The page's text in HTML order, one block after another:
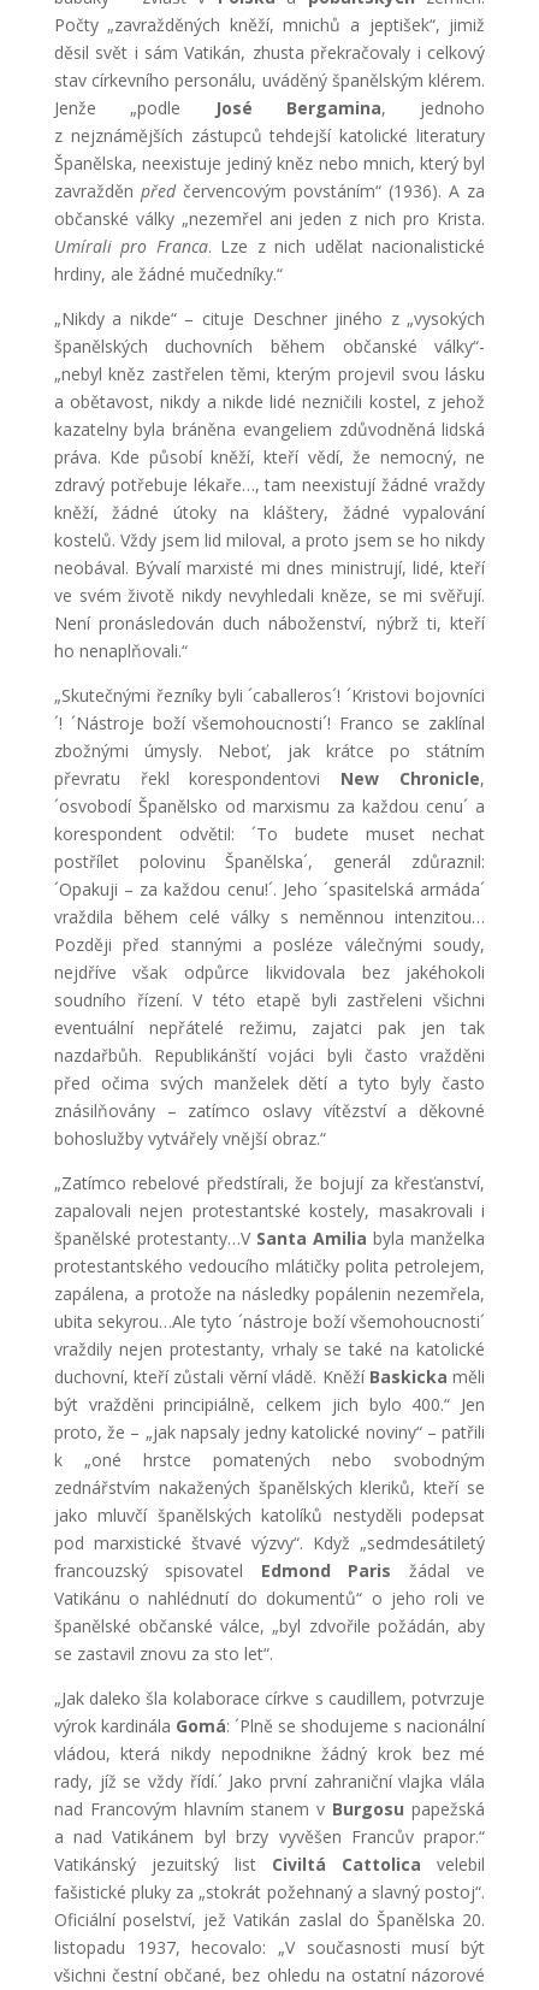
Počty „zavražděných kněží, mnichů a jeptišek“, jimiž
děsil svět i sám Vatikán, zhusta překračovaly i celkový
stav církevního personálu, uváděný španělským klérem.
Jenže „podle
José Bergamina, jednoho
z nejznámějších zástupců tehdejší katolické literatury
Španělska, neexistuje jediný kněz nebo mnich, který byl
zavražděn před červencovým povstáním“ (1936). A za
občanské války „nezemřel ani jeden z nich pro Krista.
Umírali pro Franca. Lze z nich udělat nacionalistické
hrdiny, ale žádné mučedníky.“
„Nikdy a nikde“ – cituje Deschner jiného z „vysokých
španělských duchovních během občanské války“-
„nebyl kněz zastřelen těmi, kterým projevil svou lásku
a obětavost, nikdy a nikde lidé nezničili kostel, z jehož
kazatelny byla bráněna evangeliem zdůvodněná lidská
práva. Kde působí kněží, kteří vědí, že nemocný, ne
zdravý potřebuje lékaře…, tam neexistují žádné vraždy
kněží, žádné útoky na kláštery, žádné vypalování
kostelů. Vždy jsem lid miloval, a proto jsem se ho nikdy
neobával. Bývalí marxisté mi dnes ministrují, lidé, kteří
ve svém životě nikdy nevyhledali kněze, se mi svěřují.
Není pronásledován duch náboženství, nýbrž ti, kteří
ho nenaplňovali.“
„Skutečnými řezníky byli ´caballeros´! ´Kristovi bojovníci
´! ´Nástroje boží všemohoucnosti´! Franco se zaklínal
zbožnými úmysly. Neboť, jak krátce po státním
převratu řekl korespondentovi New Chronicle,
´osvobodí Španělsko od marxismu za každou cenu´ a
korespondent odvětil: ´To budete muset nechat
postřílet polovinu Španělska´, generál zdůraznil:
´Opakuji – za každou cenu!´. Jeho ´spasitelská armáda´
vraždila během celé války s neměnnou intenzitou…
Později před stannými a posléze válečnými soudy,
nejdříve však odpůrce likvidovala bez jakéhokoli
soudního řízení. V této etapě byli zastřeleni všichni
eventuální nepřátelé režimu, zajatci pak jen tak
nazdařbůh. Republikánští vojáci byli často vražděni
před očima svých manželek dětí a tyto byly často
znásilňovány – zatímco oslavy vítězství a děkovné
bohoslužby vytvářely vnější obraz.“
„Zatímco rebelové předstírali, že bojují za křesťanství,
zapalovali nejen protestantské kostely, masakrovali i
španělské protestanty…V Santa Amiliabyla manželka
protestantského vedoucího mlátičky polita petrolejem,
zapálena, a protože na následky popálenin nezemřela,
ubita sekyrou…Ale tyto ´nástroje boží všemohoucnosti´
vraždily nejen protestanty, vrhaly se také na katolické
duchovní, kteří zůstali věrní vládě. Kněží Baskickaměli
být vražděni principiálně, celkem jich bylo 400.“ Jen
proto, že – „jak napsaly jedny katolické noviny“ – patřili
k „oné hrstce pomatených nebo svobodným
zednářstvím nakažených španělských kleriků, kteří se
jako mluvčí španělských katolíků nestyděli podepsat
pod marxistické štvavé výzvy“. Když „sedmdesátiletý
francouzský spisovatel Edmond Paris žádal ve
Vatikánu o nahlédnutí do dokumentů“ o jeho roli ve
španělské občanské válce, „byl zdvořile požádán, aby
se zastavil znovu za sto let“.
„Jak daleko šla kolaborace církve s caudillem, potvrzuje
výrok kardinála Gomá: ´Plně se shodujeme s nacionální
vládou, která nikdy nepodnikne žádný krok bez mé
rady, jíž se vždy řídí.´ Jako první zahraniční vlajka vlála
nad Francovým hlavním stanem v Burgosupapežská
a nad Vatikánem byl brzy vyvěšen Francův prapor.“
Vatikánský jezuitský list Civiltá Cattolicavelebil
fašistické pluky za „stokrát požehnaný a slavný postoj“.
Oficiální poselství, jež Vatikán zaslal do Španělska 20.
listopadu 1937, hecovalo: „V současnosti musí být
všichni čestní občané, bez ohledu na ostatní názorové